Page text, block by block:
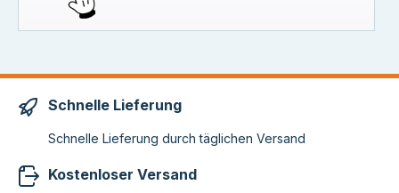
Schnelle Lieferung
Schnelle Lieferung durch täglichen Versand
Kostenloser Versand